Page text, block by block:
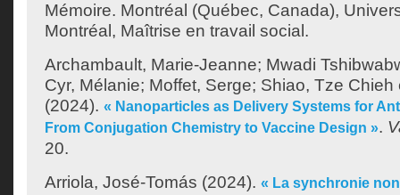
Mémoire. Montréal (Québec, Canada),
Montréal, Maîtrise en travail social.
Archambault, Marie-Jeanne; Mwadi
Cyr, Mélanie; Moffet, Serge; Shiao, Tze Chieh
(2024). « Nanoparticles as Delivery Systems for
From Conjugation Chemistry to Vaccine Design ».
20.
Arriola, José-Tomás (2024). « La synchronie